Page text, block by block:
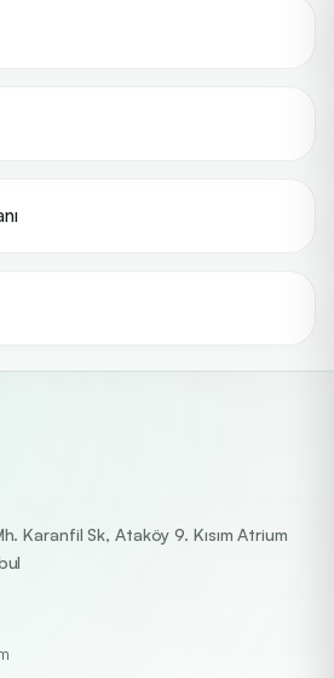
Karanfil Sk, Ataköy 9. Kısım Atrium